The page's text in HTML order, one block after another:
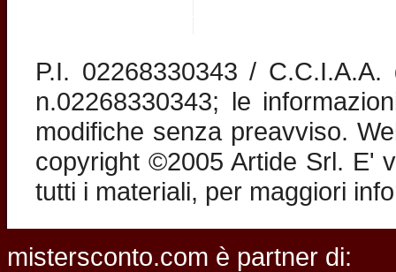
P.I. 02268330343 /
n.02268330343; le
modifiche senza preavviso.
copyright ©2005 Artide Srl. E'
tutti i materiali, per maggiori
mistersconto.com è partner di: